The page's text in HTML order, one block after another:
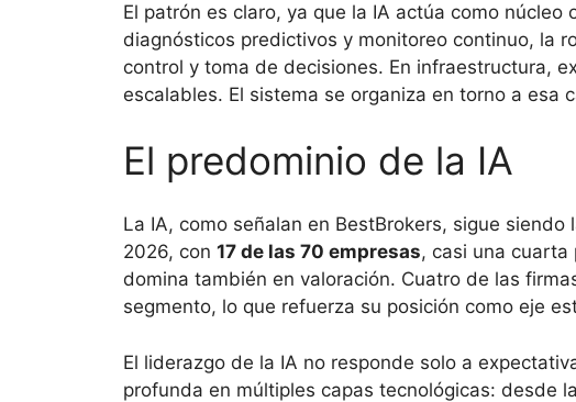
El patrón es claro, ya que la IA actúa como
diagnósticos predictivos y monitoreo continuo, la
control y toma de decisiones. En infraestructura,
escalables. El sistema se organiza en torno a esa
El predominio de la IA
La IA, como señalan en BestBrokers, sigue
2026, con 17 de las 70 empresas, casi una
domina también en valoración. Cuatro de las
segmento, lo que refuerza su posición como eje
El liderazgo de la IA no responde solo a
profunda en múltiples capas tecnológicas: desde